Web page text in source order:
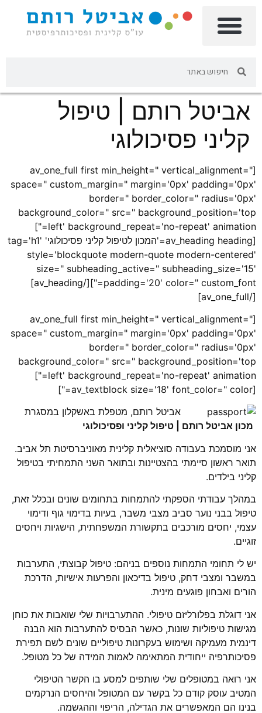
אביטל רותם | טיפול
קליני פסיכולוגי
[av_one_full first min_height=" vertical_alignment="
space=" custom_margin=" margin='0px' padding='0px'
border=" border_color=" radius='0px'
background_color=" src=" background_position='top
left' background_repeat='no-repeat' animation="]
[av_heading heading='המכון לטיפול קליני פסיכולוגי' tag='h1'
style='blockquote modern-quote modern-centered'
size=" subheading_active=" subheading_size='15'
padding='20' color=" custom_font="][/av_heading]
[/av_one_full]
[av_one_full first min_height=" vertical_alignment="
space=" custom_margin=" margin='0px' padding='0px'
border=" border_color=" radius='0px'
background_color=" src=" background_position='top
left' background_repeat='no-repeat' animation="]
[av_textblock size='18' font_color=" color="]
אביטל רותם, מטפלת באשקלון במסגרת
מכון אביטל רותם | טיפול קליני ופסיכולוגי
אני מוסמכת בעבודה סוציאלית קלינית מאוניברסיטת תל אביב.
תואר ראשון סיימתי בהצטיינות ובתואר השני התמחיתי בטיפול
קליני בילדים.
במהלך עבודתי הספקתי להתמחות בתחומים שונים ובכלל זאת,
טיפול בבני נוער סביב מצבי משבר, בעיות בדימוי גוף ודימוי
עצמי, יחסים מורכבים בתקשורת המשפחתית, הישגיות ויחסים
זוגיים.
יש לי תחומי התמחות נוספים בניהם: טיפול קבוצתי, התערבות
במשבר ומצבי דחק, טיפול בדיכאון והפרעות אישיות, הדרכת
הורים ואבחון פוגעים מינית.
אני דוגלת בפלורליזם טיפולי. ההתערבויות שלי שואבות את כוחן
מגישות טיפוליות שונות, כאשר הבסיס להתערבות הוא הבנה
דינמית מעמיקה ושימוש בעקרונות טיפוליים שונים לשם תפירת
פסיכותרפיה ייחודית המתאימה לאמות המידה של כל מטופל.
אני רואה במטופלים שלי שותפים למסע בו הקשר הטיפולי
המטיב עוסק קודם כל בקשר עם המטופל והיחסים הנרקמים
בנינו הם המאפשרים את הגדילה, הריפוי וההגשמה.